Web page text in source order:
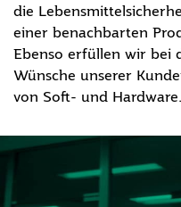
die
einer benachbarten
Ebenso erfüllen wir bei
Wünsche unserer
von Soft- und Hardware.